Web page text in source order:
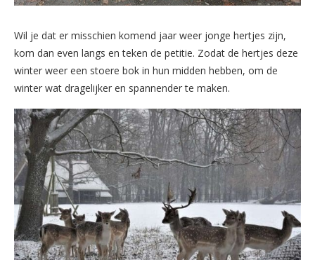
Wil je dat er misschien komend jaar weer jonge hertjes zijn,
kom dan even langs en teken de petitie. Zodat de hertjes deze
winter weer een stoere bok in hun midden hebben, om de
winter wat dragelijker en spannender te maken.